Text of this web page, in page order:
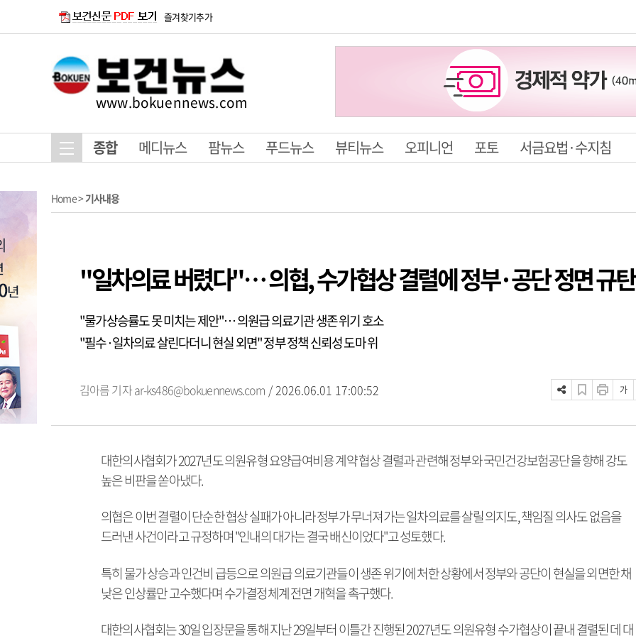
즐겨찾기추가
www.bokuennews.com
종합 메디뉴스 팜뉴스 푸드뉴스 뷰티뉴스 오피니언 포토 서금요법·수지침
Home>기사내용
"일차의료 버렸다"… 의협, 수가협상 결렬에 정부·공단 정면 규탄
"물가상승률도 못 미치는 제안"… 의원급 의료기관 생존 위기 호소
"필수·일차의료 살린다더니 현실 외면" 정부 정책 신뢰성 도마 위
김아름 기자ar-ks486@bokuennews.com / 2026.06.01 17:00:52 가
대한의사협회가 2027년도 의원유형 요양급여비용 계약 협상 결렬과 관련해 정부와 국민건강보험공단을 향해 강도
높은 비판을 쏟아냈다.
의협은 이번 결렬이 단순한 협상 실패가 아니라 정부가 무너져가는 일차의료를 살릴 의지도, 책임질 의사도 없음을
드러낸 사건이라고 규정하며 "인내의 대가는 결국 배신이었다"고 성토했다.
특히 물가 상승과 인건비 급등으로 의원급 의료기관들이 생존 위기에 처한 상황에서 정부와 공단이 현실을 외면한 채
낮은 인상률만 고수했다며 수가결정체계 전면 개혁을 촉구했다.
대한의사협회는 30일 입장문을 통해 지난 29일부터 이틀간 진행된 2027년도 의원유형 수가협상이 끝내 결렬된 데 대